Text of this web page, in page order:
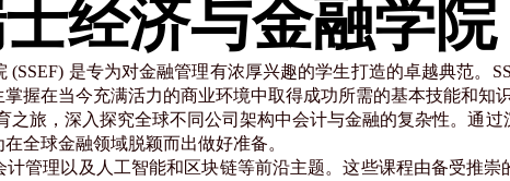
是专为对金融管理有浓厚兴趣的学生打造的卓越典范。
握在当今充满活力的商业环境中取得成功所需的基本技能和知识
之旅，深入探究全球不同公司架构中会计与金融的复杂性。通
全球金融领域脱颖而出做好准备。
管理以及人工智能和区块链等前沿主题。这些课程由备受推